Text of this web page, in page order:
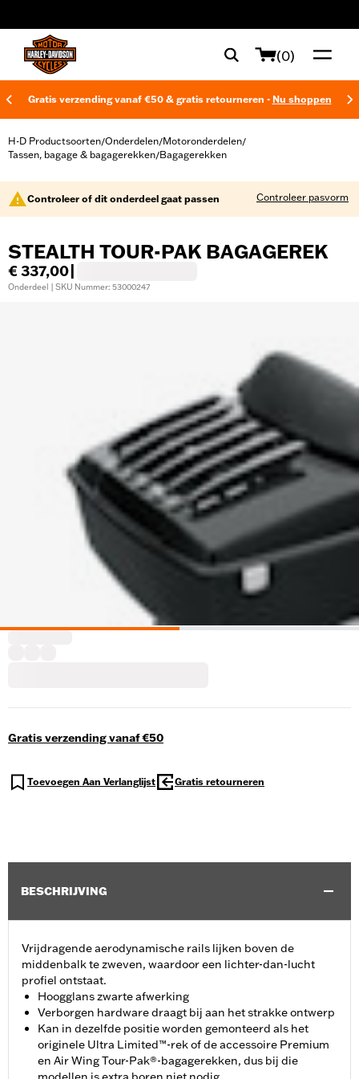
(0)
Gratis verzending vanaf €50 & gratis retourneren - Nu shoppen
H-D Productsoorten/Onderdelen/Motoronderdelen/
Tassen, bagage & bagagerekken/Bagagerekken
Controleer of dit onderdeel gaat passen Controleer pasvorm
STEALTH TOUR-PAK BAGAGEREK
€ 337,00
Onderdeel | SKU Nummer: 53000247
Gratis verzending vanaf €50
Toevoegen Aan Verlanglijst Gratis retourneren
BESCHRIJVING
Vrijdragende aerodynamische rails lijken boven de
middenbalk te zweven, waardoor een lichter-dan-lucht
profiel ontstaat.
Hoogglans zwarte afwerking
Verborgen hardware draagt bij aan het strakke ontwerp
Kan in dezelfde positie worden gemonteerd als het
originele Ultra Limited™-rek of de accessoire Premium
en Air Wing Tour-Pak®-bagagerekken, dus bij die